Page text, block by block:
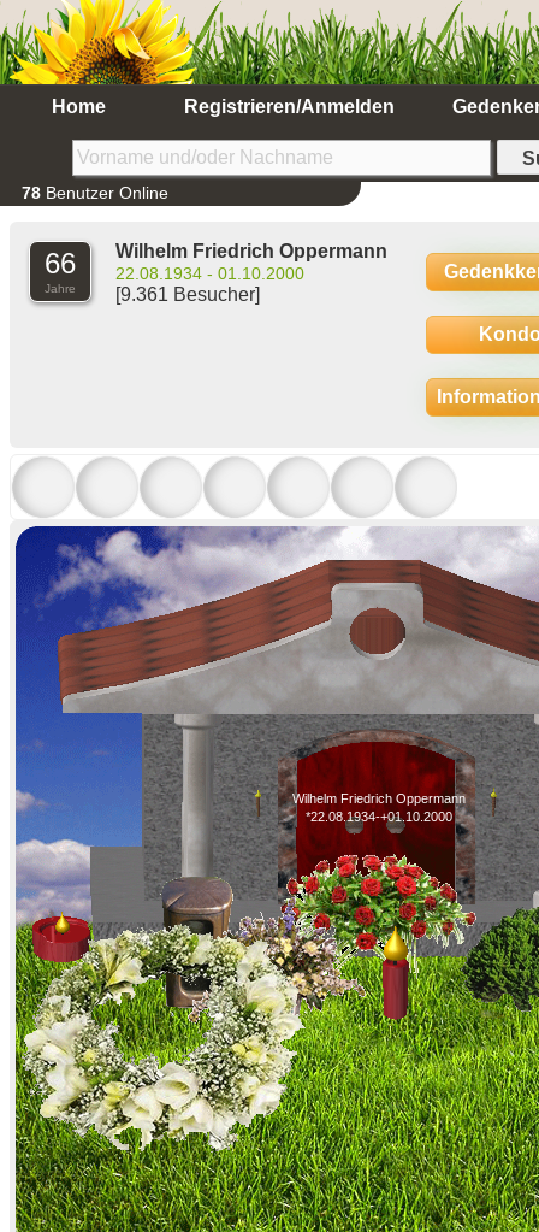
Home Registrieren/Anmelden
78 Benutzer Online
66
Jahre
Wilhelm Friedrich Oppermann
22.08.1934 - 01.10.2000
[9.361 Besucher]
Wilhelm Friedrich Oppermann
*22.08.1934-+01.10.2000